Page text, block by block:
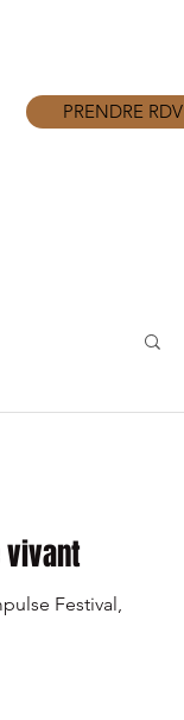
PRENDRE RDV
Festival,